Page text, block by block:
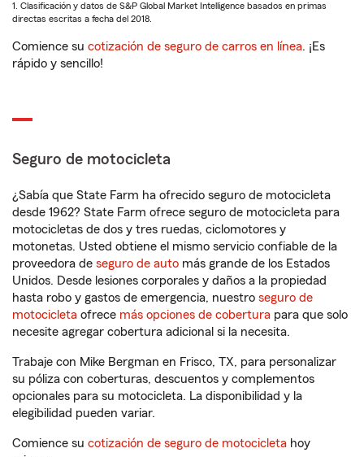
1. Clasificación y datos de S&P Global Market Intelligence basados en primas
directas escritas a fecha del 2018.
Comience su cotización de seguro de carros en línea. ¡Es
rápido y sencillo!
Seguro de motocicleta
¿Sabía que State Farm ha ofrecido seguro de motocicleta
desde 1962? State Farm ofrece seguro de motocicleta para
motocicletas de dos y tres ruedas, ciclomotores y
motonetas. Usted obtiene el mismo servicio confiable de la
proveedora de seguro de auto más grande de los Estados
Unidos. Desde lesiones corporales y daños a la propiedad
hasta robo y gastos de emergencia, nuestro seguro de
motocicleta ofrece más opciones de cobertura para que solo
necesite agregar cobertura adicional si la necesita.
Trabaje con Mike Bergman en Frisco, TX, para personalizar
su póliza con coberturas, descuentos y complementos
opcionales para su motocicleta. La disponibilidad y la
elegibilidad pueden variar.
Comience su cotización de seguro de motocicleta hoy